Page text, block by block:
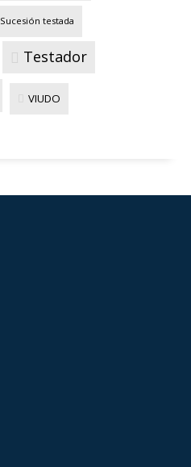
Sucesión testada
Testador
VIUDO